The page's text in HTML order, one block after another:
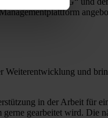
Weiterentwicklung und
in der Arbeit für
gearbeitet wird. Die